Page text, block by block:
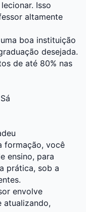
Isso
altamente
boa instituição
desejada.
de até 80% nas
formação, você
ensino, para
prática, sob a
envolve
atualizando,